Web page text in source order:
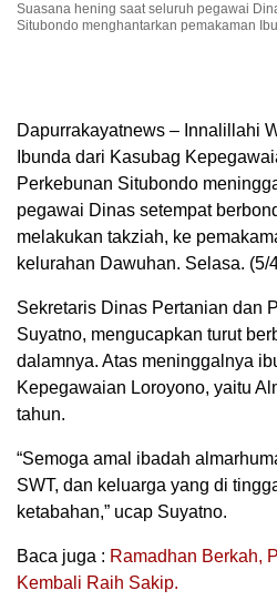
Suasana hening saat seluruh pegawai
Situbondo menghantarkan pemakaman
Dapurrakayatnews – Innalillahi
Ibunda dari Kasubag
Perkebunan Situbondo
pegawai Dinas setempat
melakukan takziah, ke
kelurahan Dawuhan. Selasa. (5/
Sekretaris Dinas Pertanian dan
Suyatno, mengucapkan turut
dalamnya. Atas meninggalnya
Kepegawaian Loroyono, yaitu
tahun.
“Semoga amal ibadah
SWT, dan keluarga yang di
ketabahan,” ucap Suyatno.
Baca juga : Ramadhan Berkah,
Kembali Raih Sakip.